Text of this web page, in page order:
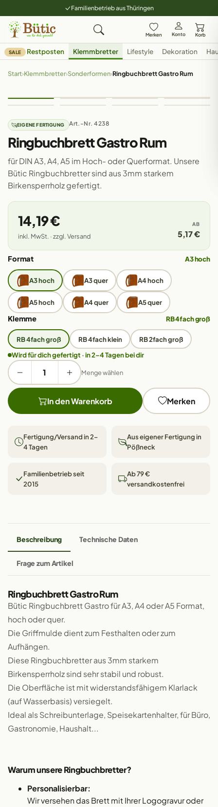
Familienbetrieb aus Thüringen
Merken Konto Korb
SALE Restposten Klemmbretter Lifestyle Dekoration
Start›Klemmbretter›Sonderformen›Ringbuchbrett Gastro Rum
EIGENE FERTIGUNG Art.-Nr. 4238
Ringbuchbrett Gastro Rum
für DIN A3, A4, A5 im Hoch- oder Querformat. Unsere
Bütic Ringbuchbretter sind aus 3mm starkem
Birkensperrholz gefertigt.
14,19 €
inkl. MwSt. · zzgl. Versand
AB
5,17 €
Format A3 hoch
A3 hoch A3 quer A4 hoch
A5 hoch A4 quer A5 quer
Klemme RB 4fach groß
RB 4fach groß RB 4fach klein
RB 2fach groß
Wird für dich gefertigt · in 2–4 Tagen bei dir
Menge wählen
In den Warenkorb Merken
Fertigung/Versand in 2–
4 Tagen
Aus eigener Fertigung in
Pößneck
Familienbetrieb seit
2015
Ab 79 €
versandkostenfrei
Beschreibung Technische Daten
Frage zum Artikel
Ringbuchbrett Gastro Rum
Bütic Ringbuchbrett Gastro für A3, A4 oder A5 Format,
hoch oder quer.
Die Griffmulde dient zum Festhalten oder zum
Aufhängen.
Diese Ringbuchbretter aus 3mm starkem
Birkensperrholz sind sehr stabil und robust.
Die Oberfläche ist mit widerstandsfähigem Klarlack
(auf Wasserbasis) versiegelt.
Ideal als Schreibunterlage, Speisekartenhalter, für Büro,
Gastronomie, Haushalt...
Warum unsere Ringbuchbretter?
Personalisierbar:
Wir versehen das Brett mit Ihrer Logogravur oder